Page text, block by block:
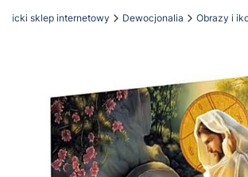
sklep internetowy Dewocjonalia Obrazy i